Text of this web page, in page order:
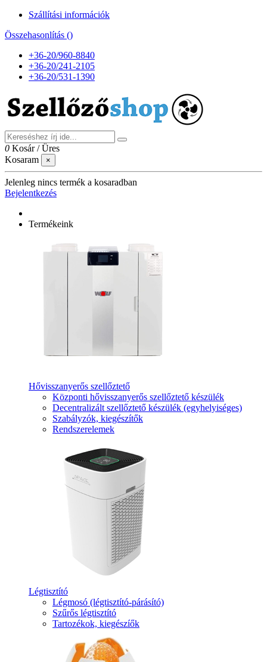
Szállítási információk
Összehasonlítás ()
+36-20/960-8840
+36-20/241-2105
+36-20/531-1390
0 Kosár /Üres
Kosaram
×
Jelenleg nincs termék a kosaradban
Bejelentkezés
Termékeink
Hővisszanyerős szellőztető
Központi hővisszanyerős szellőztető készülék
Decentralizált szellőztető készülék (egyhelyiséges)
Szabályzók, kiegészítők
Rendszerelemek
Légtisztító
Légmosó (légtisztító-párásító)
Szűrős légtisztító
Tartozékok, kiegészíők